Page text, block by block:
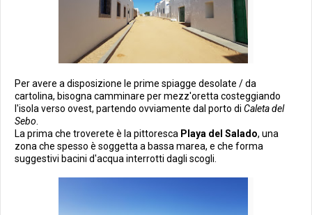
Per avere a disposizione le prime spiagge desolate / da
cartolina, bisogna camminare per mezz'oretta costeggiando
l'isola verso ovest, partendo ovviamente dal porto di Caleta del
Sebo.
La prima che troverete è la pittoresca Playa del Salado, una
zona che spesso è soggetta a bassa marea, e che forma
suggestivi bacini d'acqua interrotti dagli scogli.